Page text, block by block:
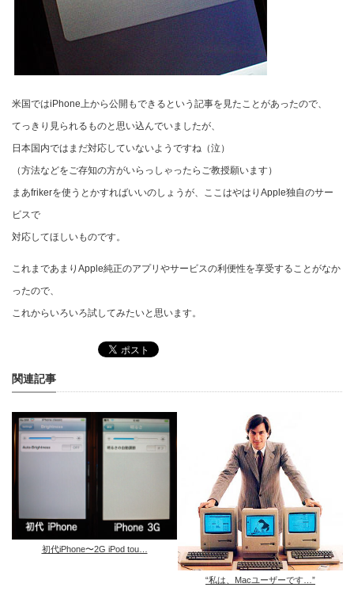
米国ではiPhone上から公開もできるという記事を見たことがあったので、
てっきり見られるものと思い込んでいましたが、
日本国内ではまだ対応していないようですね（泣）
（方法などをご存知の方がいらっしゃったらご教授願います）
まあfrikerを使うとかすればいいのしょうが、ここはやはりApple独自のサー
ビスで
対応してほしいものです。
これまであまりApple純正のアプリやサービスの利便性を享受することがなか
ったので、
これからいろいろ試してみたいと思います。
関連記事
初代iPhone〜2G iPod tou…
“私は、Macユーザーです…”